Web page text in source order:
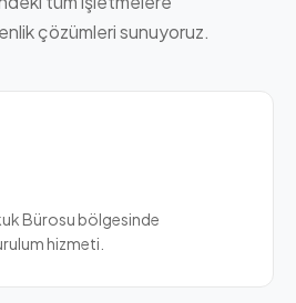
çözümleri sunuyoruz.
Bürosu bölgesinde
hizmeti.